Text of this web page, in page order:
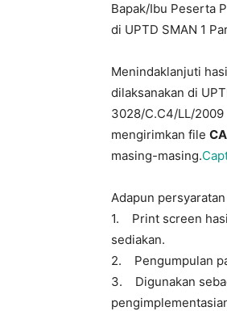
Bapak/Ibu Peserta
di UPTD SMAN 1
Menindaklanjuti
dilaksanakan di
3028/C.C4/LL/2009
mengirimkan file
masing-masing.
Adapun
1. Print screen
sediakan.
2. Pengumpulan
3. Digunakan